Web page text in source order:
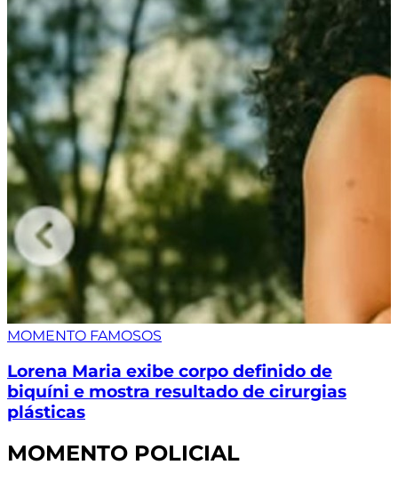
MOMENTO FAMOSOS
Lorena Maria exibe corpo definido de
biquíni e mostra resultado de cirurgias
plásticas
MOMENTO POLICIAL